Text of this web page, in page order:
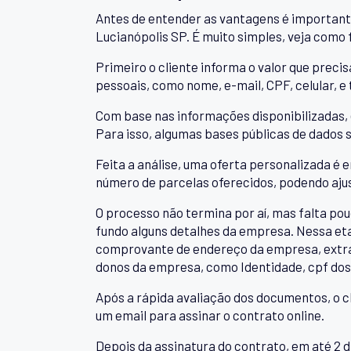
Antes de entender as vantagens é
Lucianópolis SP. É muito simples, veja
Primeiro o cliente informa o valor que
pessoais, como nome, e-mail, CPF, celular,
Com base nas informações
Para isso, algumas bases públicas de
Feita a análise, uma oferta personalizada é
número de parcelas oferecidos, podendo
O processo não termina por aí, mas falta
fundo alguns detalhes da empresa. Nessa
comprovante de endereço da empresa,
donos da empresa, como Identidade, cpf
Após a rápida avaliação dos documentos,
um email para assinar o contrato online.
Depois da assinatura do contrato, em até 2